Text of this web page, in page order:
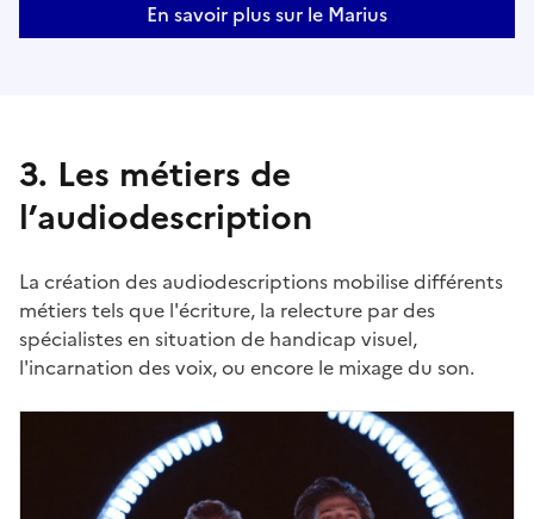
En savoir plus sur le Marius
3. Les métiers de
l’audiodescription
La création des audiodescriptions mobilise différents
métiers tels que l'écriture, la relecture par des
spécialistes en situation de handicap visuel,
l'incarnation des voix, ou encore le mixage du son.